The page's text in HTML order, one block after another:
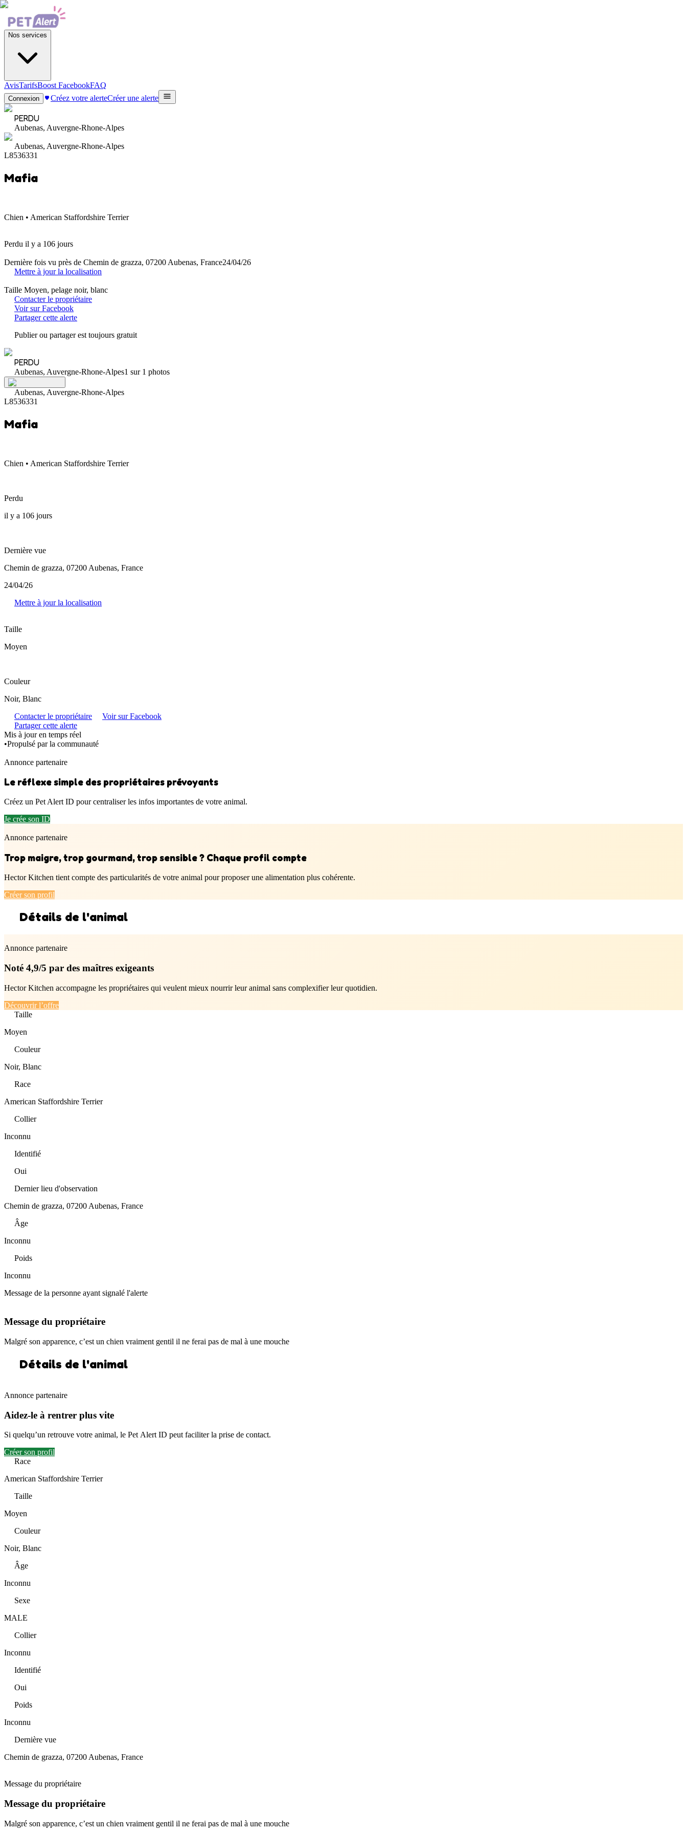
Nos services
AvisTarifsBoost FacebookFAQ
Connexion Créez votre alerteCréer une alerte
PERDU
Aubenas, Auvergne-Rhone-Alpes
Aubenas, Auvergne-Rhone-Alpes
L8536331
Mafia
Chien • American Staffordshire Terrier
Perdu il y a 106 jours
Dernière fois vu près de Chemin de grazza, 07200 Aubenas, France24/04/26
Mettre à jour la localisation
Taille Moyen, pelage noir, blanc
Contacter le propriétaire
Voir sur Facebook
Partager cette alerte
Publier ou partager est toujours gratuit
PERDU
Aubenas, Auvergne-Rhone-Alpes1 sur 1 photos
Aubenas, Auvergne-Rhone-Alpes
L8536331
Mafia
Chien • American Staffordshire Terrier
Perdu
il y a 106 jours
Dernière vue
Chemin de grazza, 07200 Aubenas, France
24/04/26
Mettre à jour la localisation
Taille
Moyen
Couleur
Noir, Blanc
Contacter le propriétaire
Voir sur Facebook
Partager cette alerte
Mis à jour en temps réel
•Propulsé par la communauté
Annonce partenaire
Le réflexe simple des propriétaires prévoyants
Créez un Pet Alert ID pour centraliser les infos importantes de votre animal.
Je crée son ID
Annonce partenaire
Trop maigre, trop gourmand, trop sensible ? Chaque profil compte
Hector Kitchen tient compte des particularités de votre animal pour proposer une alimentation plus cohérente.
Créer son profil
Détails de l'animal
Annonce partenaire
Noté 4,9/5 par des maîtres exigeants
Hector Kitchen accompagne les propriétaires qui veulent mieux nourrir leur animal sans complexifier leur quotidien.
Découvrir l’offre
Taille
Moyen
Couleur
Noir, Blanc
Race
American Staffordshire Terrier
Collier
Inconnu
Identifié
Oui
Dernier lieu d'observation
Chemin de grazza, 07200 Aubenas, France
Âge
Inconnu
Poids
Inconnu
Message de la personne ayant signalé l'alerte
Message du propriétaire
Malgré son apparence, c’est un chien vraiment gentil il ne ferai pas de mal à une mouche
Détails de l'animal
Annonce partenaire
Aidez-le à rentrer plus vite
Si quelqu’un retrouve votre animal, le Pet Alert ID peut faciliter la prise de contact.
Créer son profil
Race
American Staffordshire Terrier
Taille
Moyen
Couleur
Noir, Blanc
Âge
Inconnu
Sexe
MALE
Collier
Inconnu
Identifié
Oui
Poids
Inconnu
Dernière vue
Chemin de grazza, 07200 Aubenas, France
Message du propriétaire
Message du propriétaire
Malgré son apparence, c’est un chien vraiment gentil il ne ferai pas de mal à une mouche